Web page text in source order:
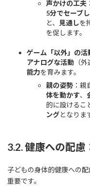
声かけの工夫
5分でセーブ
と、
見通しを
を促します。
ゲーム「以外」の活
アナログな活動 （
能力を育みます。
親の姿勢 ：
体を動かす、
的に設けるこ
ングとなりま
3.2. 健康への配
子どもの身体的健康への配
重要です。